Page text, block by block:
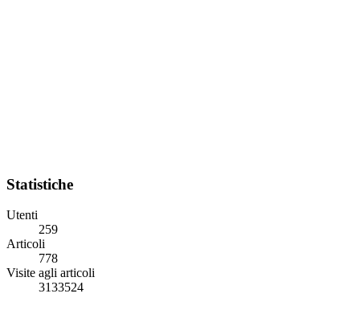
Statistiche
Utenti
259
Articoli
778
Visite agli articoli
3133524